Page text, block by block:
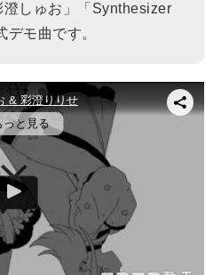
澄しゅお」「Synthesizer
モ曲です。